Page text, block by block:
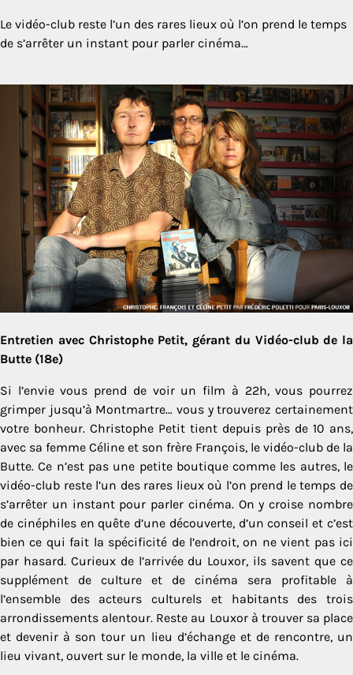
Le vidéo-club reste l’un des rares lieux où l’on prend le temps
de s’arrêter un instant pour parler cinéma…
Entretien avec Christophe Petit, gérant du Vidéo-club de la
Butte (18e)
Si l’envie vous prend de voir un film à 22h, vous pourrez
grimper jusqu’à Montmartre… vous y trouverez certainement
votre bonheur. Christophe Petit tient depuis près de 10 ans,
avec sa femme Céline et son frère François, le vidéo-club de la
Butte. Ce n’est pas une petite boutique comme les autres, le
vidéo-club reste l’un des rares lieux où l’on prend le temps de
s’arrêter un instant pour parler cinéma. On y croise nombre
de cinéphiles en quête d’une découverte, d’un conseil et c’est
bien ce qui fait la spécificité de l’endroit, on ne vient pas ici
par hasard. Curieux de l’arrivée du Louxor, ils savent que ce
supplément de culture et de cinéma sera profitable à
l’ensemble des acteurs culturels et habitants des trois
arrondissements alentour. Reste au Louxor à trouver sa place
et devenir à son tour un lieu d’échange et de rencontre, un
lieu vivant, ouvert sur le monde, la ville et le cinéma.